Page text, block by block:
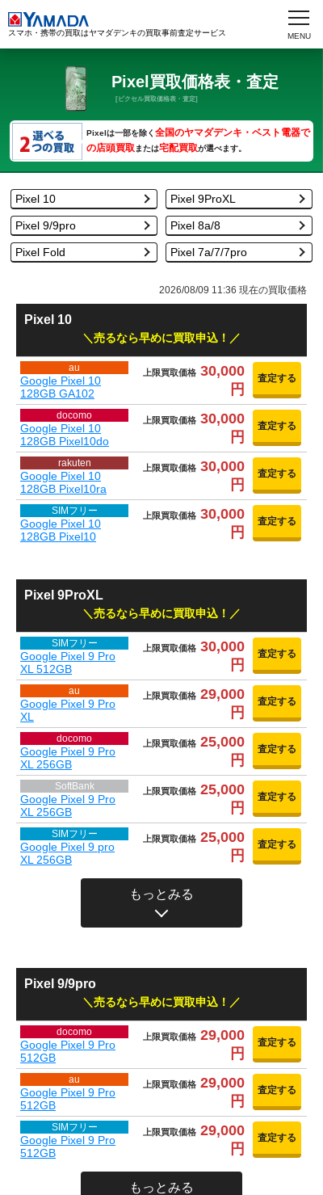
スマホ・携帯の買取はヤマダデンキの買取事前査定サービス
Pixel買取価格表・査定
[ピクセル買取価格表・査定]
Pixelは一部を除く 全国のヤマダデンキ・ベスト電器で
の店頭買取または宅配買取が選べます。
Pixel 10 Pixel 9ProXL
Pixel 9/9pro Pixel 8a/8
Pixel Fold Pixel 7a/7/7pro
2026/08/09 11:36 現在の買取価格
Pixel 10
売るなら早めに買取申込！
au
Google Pixel 10
128GB GA102
上限買取価格 30,000
円
査定する
docomo
Google Pixel 10
128GB Pixel10do
上限買取価格 30,000
円
査定する
rakuten
Google Pixel 10
128GB Pixel10ra
上限買取価格 30,000
円
査定する
SIMフリー
Google Pixel 10
128GB Pixel10
上限買取価格 30,000
円
査定する
Pixel 9ProXL
売るなら早めに買取申込！
SIMフリー
Google Pixel 9 Pro
XL 512GB
上限買取価格 30,000
円
査定する
au
Google Pixel 9 Pro
XL
上限買取価格 29,000
円
査定する
docomo
Google Pixel 9 Pro
XL 256GB
上限買取価格 25,000
円
査定する
SoftBank
Google Pixel 9 Pro
XL 256GB
上限買取価格 25,000
円
査定する
SIMフリー
Google Pixel 9 pro
XL 256GB
上限買取価格 25,000
円
査定する
もっとみる
Pixel 9/9pro
売るなら早めに買取申込！
docomo
Google Pixel 9 Pro
512GB
上限買取価格 29,000
円
査定する
au
Google Pixel 9 Pro
512GB
上限買取価格 29,000
円
査定する
SIMフリー
Google Pixel 9 Pro
512GB
上限買取価格 29,000
円
査定する
もっとみる